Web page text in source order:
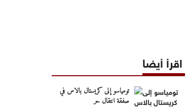
اقرأ أيضا
تومياسو إلى كريستال بالاس في
صفقة انتقال حر